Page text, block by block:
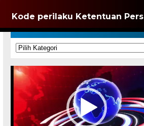
Kode perilaku Ketentuan Pers
KATEGORI
Kategori
Pemutar
Video